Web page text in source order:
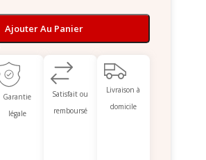
Ajouter Au Panier
Garantie
légale
Satisfait ou
remboursé
Livraison à
domicile